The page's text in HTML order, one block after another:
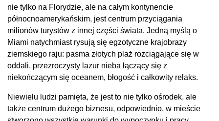
nie tylko na Florydzie, ale na całym kontynencie
północnoamerykańskim, jest centrum przyciągania
milionów turystów z innej części świata. Jedną myślą o
Miami natychmiast rysują się egzotyczne krajobrazy
ziemskiego raju: pasma złotych plaż rozciągające się w
oddali, przezroczysty lazur nieba łączący się z
niekończącym się oceanem, błogość i całkowity relaks.
Niewielu ludzi pamięta, że ​​jest to nie tylko ośrodek, ale
także centrum dużego biznesu, odpowiednio, w mieście